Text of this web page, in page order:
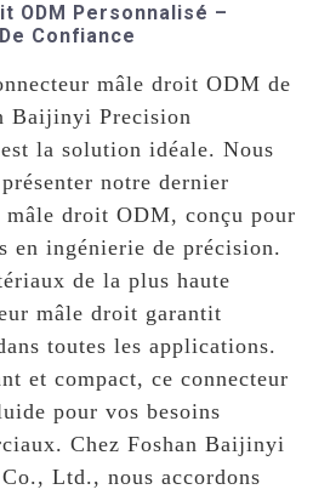
ODM Personnalisé –
Confiance
mâle droit ODM de
Baijinyi Precision
la solution idéale. Nous
notre dernier
droit ODM, conçu pour
en ingénierie de précision.
de la plus haute
mâle droit garantit
toutes les applications.
et compact, ce connecteur
pour vos besoins
Chez Foshan Baijinyi
Ltd., nous accordons